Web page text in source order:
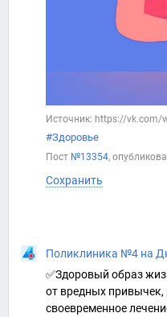
Источник: https://vk.com/
#Здоровье
Пост №13354,
Сохранить
Поликлиника №4 на
✅Здоровый образ
от вредных привычек,
своевременное